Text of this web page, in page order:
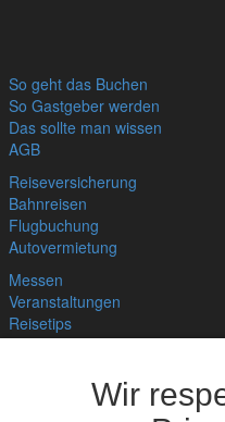
Wir
So geht das Buchen
So Gastgeber werden
Das sollte man wissen
AGB
Reiseversicherung
Bahnreisen
Flugbuchung
Autovermietung
Messen
Veranstaltungen
Reisetips
Links
Bnb für Deine Website
Hygienekonzept